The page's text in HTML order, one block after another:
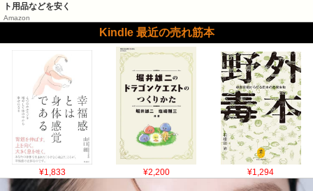
ト用品などを安く
Amazon
Kindle 最近の売れ筋本
¥1,833 ¥2,200 ¥1,294